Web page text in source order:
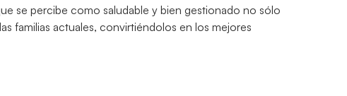
se percibe como saludable y bien gestionado no sólo
familias actuales, convirtiéndolos en los mejores